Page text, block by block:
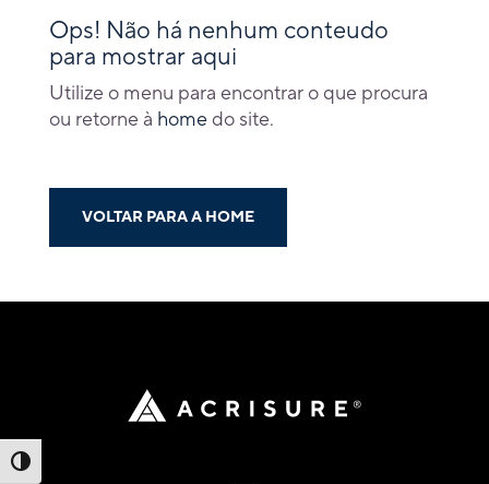
Alternar alto contraste
Ops! Não há nenhum conteudo
para mostrar aqui
Utilize o menu para encontrar o que procura
ou retorne à homedo site.
VOLTAR PARA A HOME